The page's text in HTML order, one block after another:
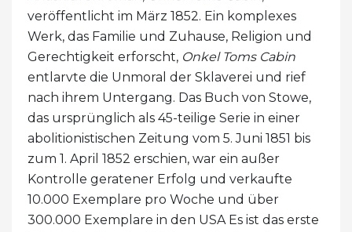
veröffentlicht im März 1852. Ein komplexes
Werk, das Familie und Zuhause, Religion und
Gerechtigkeit erforscht, Onkel Toms Cabin
entlarvte die Unmoral der Sklaverei und rief
nach ihrem Untergang. Das Buch von Stowe,
das ursprünglich als 45-teilige Serie in einer
abolitionistischen Zeitung vom 5. Juni 1851 bis
zum 1. April 1852 erschien, war ein außer
Kontrolle geratener Erfolg und verkaufte
10.000 Exemplare pro Woche und über
300.000 Exemplare in den USA Es ist das erste